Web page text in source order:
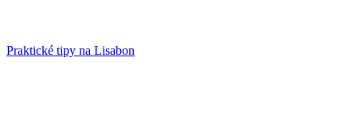
Praktické tipy na Lisabon